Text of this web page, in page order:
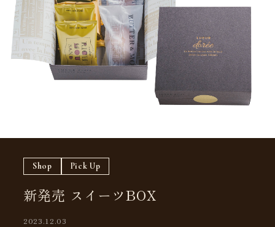
Shop Pick Up
新発売 スイーツBOX
2023.12.03